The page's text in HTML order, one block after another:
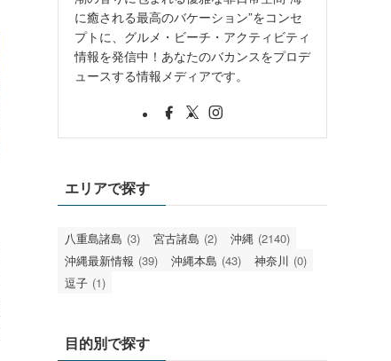
に癒される最高のバケーション”をコンセ
プトに、グルメ・ビーチ・アクティビティ
情報を発信中！あなたのバカンスをプロデ
ュースする情報メディアです。
エリアで探す
八重島諸島 (3) 宮古諸島 (2) 沖縄 (2140)
沖縄最新情報 (39) 沖縄本島 (43) 神奈川 (0)
逗子 (1)
目的別で探す